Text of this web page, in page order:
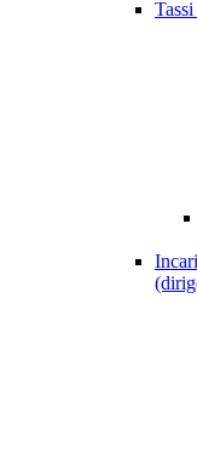
Tassi